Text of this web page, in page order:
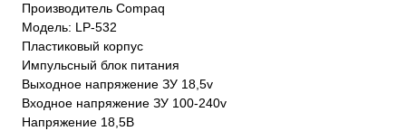
Производитель Compaq
Модель: LP-532
Пластиковый корпус
Импульсный блок питания
Выходное напряжение ЗУ 18,5v
Входное напряжение ЗУ 100-240v
Напряжение 18,5В